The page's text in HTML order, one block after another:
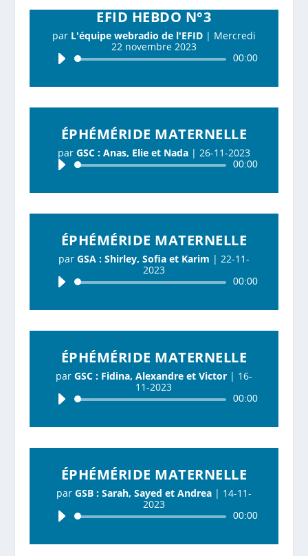
EFID HEBDO N°3
par L'équipe webradio de l'EFID| Mercredi
22 novembre 2023
Lecteur
00:00
ÉPHÉMÉRIDE MATERNELLE
par GSC : Anas, Elie et Nada| 26-11-2023
Lecteur
00:00
ÉPHÉMÉRIDE MATERNELLE
par GSA : Shirley, Sofia et Karim | 22-11-
2023
Lecteur
00:00
ÉPHÉMÉRIDE MATERNELLE
par GSC : Fidina, Alexandre et Victor | 16-
11-2023
Lecteur
00:00
ÉPHÉMÉRIDE MATERNELLE
par GSB : Sarah, Sayed et Andrea| 14-11-
2023
Lecteur
00:00